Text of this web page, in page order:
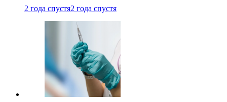
2 года спустя2 года спустя